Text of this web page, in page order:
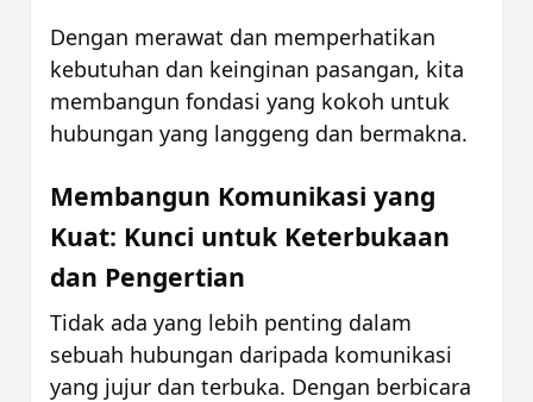
Dengan merawat dan memperhatikan
kebutuhan dan keinginan pasangan, kita
membangun fondasi yang kokoh untuk
hubungan yang langgeng dan bermakna.
Membangun Komunikasi yang
Kuat: Kunci untuk Keterbukaan
dan Pengertian
Tidak ada yang lebih penting dalam
sebuah hubungan daripada komunikasi
yang jujur dan terbuka. Dengan berbicara